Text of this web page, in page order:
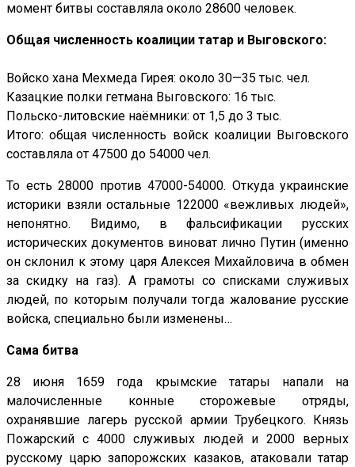
момент битвы составляла около 28600 человек.
Общая численность коалиции татар и Выговского:
Войско хана Мехмеда Гирея: около 30—35 тыс. чел.
Казацкие полки гетмана Выговского: 16 тыс.
Польско-литовские наёмники: от 1,5 до 3 тыс.
Итого: общая численность войск коалиции Выговского
составляла от 47500 до 54000 чел.
То есть 28000 против 47000-54000. Откуда украинские
историки взяли остальные 122000 «вежливых людей»,
непонятно. Видимо, в фальсификации русских
исторических документов виноват лично Путин (именно
он склонил к этому царя Алексея Михайловича в обмен
за скидку на газ). А грамоты со списками служивых
людей, по которым получали тогда жалование русские
войска, специально были изменены…
Сама битва
28 июня 1659 года крымские татары напали на
малочисленные конные сторожевые отряды,
охранявшие лагерь русской армии Трубецкого. Князь
Пожарский с 4000 служивых людей и 2000 верных
русскому царю запорожских казаков, атаковали татар